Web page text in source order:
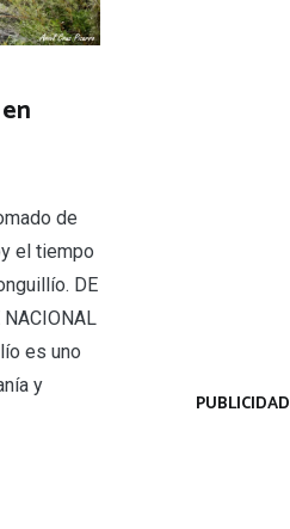
de
el tiempo
DE
NACIONAL
es uno
y
PUBLICIDAD